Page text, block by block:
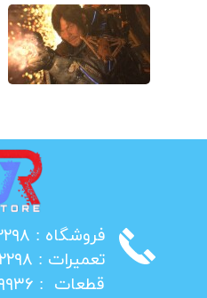
​فروشگاه : ۰۲۶۳۲۲۲۲۲۹۸
​تعمیرات : ۰۲۶۳۲۲۰۲۲۹۸
​قطعات : ۰۲۱۳۶۳۴۹۹۳۶